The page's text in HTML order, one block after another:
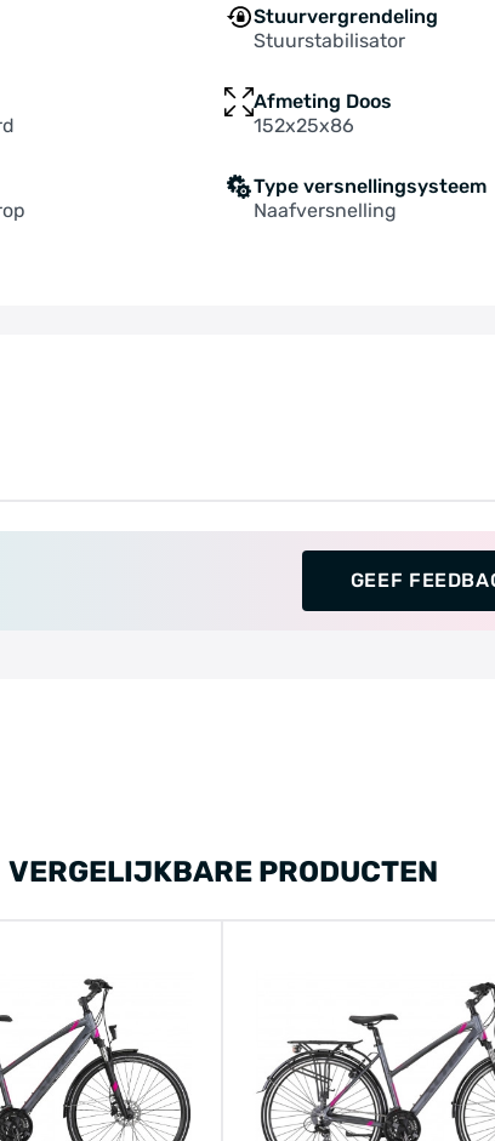
Stuurvergrendeling
Stuurstabilisator
Afmeting Doos
152x25x86
Type versnellingsysteem
Naafversnelling
GEEF
VERGELIJKBARE PRODUCTEN